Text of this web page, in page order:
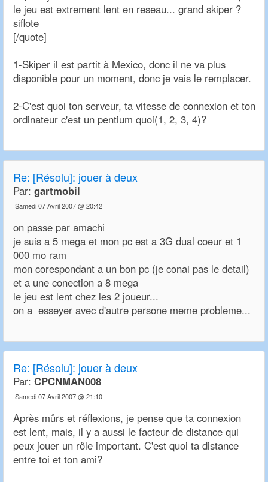
le jeu est extrement lent en reseau... grand skiper ?
siflote
[/quote]
1-Skiper il est partit à Mexico, donc il ne va plus
disponible pour un moment, donc je vais le remplacer.
2-C'est quoi ton serveur, ta vitesse de connexion et ton
ordinateur c'est un pentium quoi(1, 2, 3, 4)?
Re: [Résolu]: jouer à deux
Par: gartmobil
Samedi 07 Avril 2007 @ 20:42
on passe par amachi
je suis a 5 mega et mon pc est a 3G dual coeur et 1
000 mo ram
mon corespondant a un bon pc (je conai pas le detail)
et a une conection a 8 mega
le jeu est lent chez les 2 joueur...
on a esseyer avec d'autre persone meme probleme...
Re: [Résolu]: jouer à deux
Par: CPCNMAN008
Samedi 07 Avril 2007 @ 21:10
Après mûrs et réflexions, je pense que ta connexion
est lent, mais, il y a aussi le facteur de distance qui
peux jouer un rôle important. C'est quoi ta distance
entre toi et ton ami?